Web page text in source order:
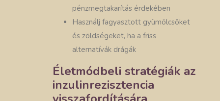
pénzmegtakarítás érdekében
Használj fagyasztott gyümölcsöket
és zöldségeket, ha a friss
alternatívák drágák
Életmódbeli stratégiák az
inzulinrezisztencia